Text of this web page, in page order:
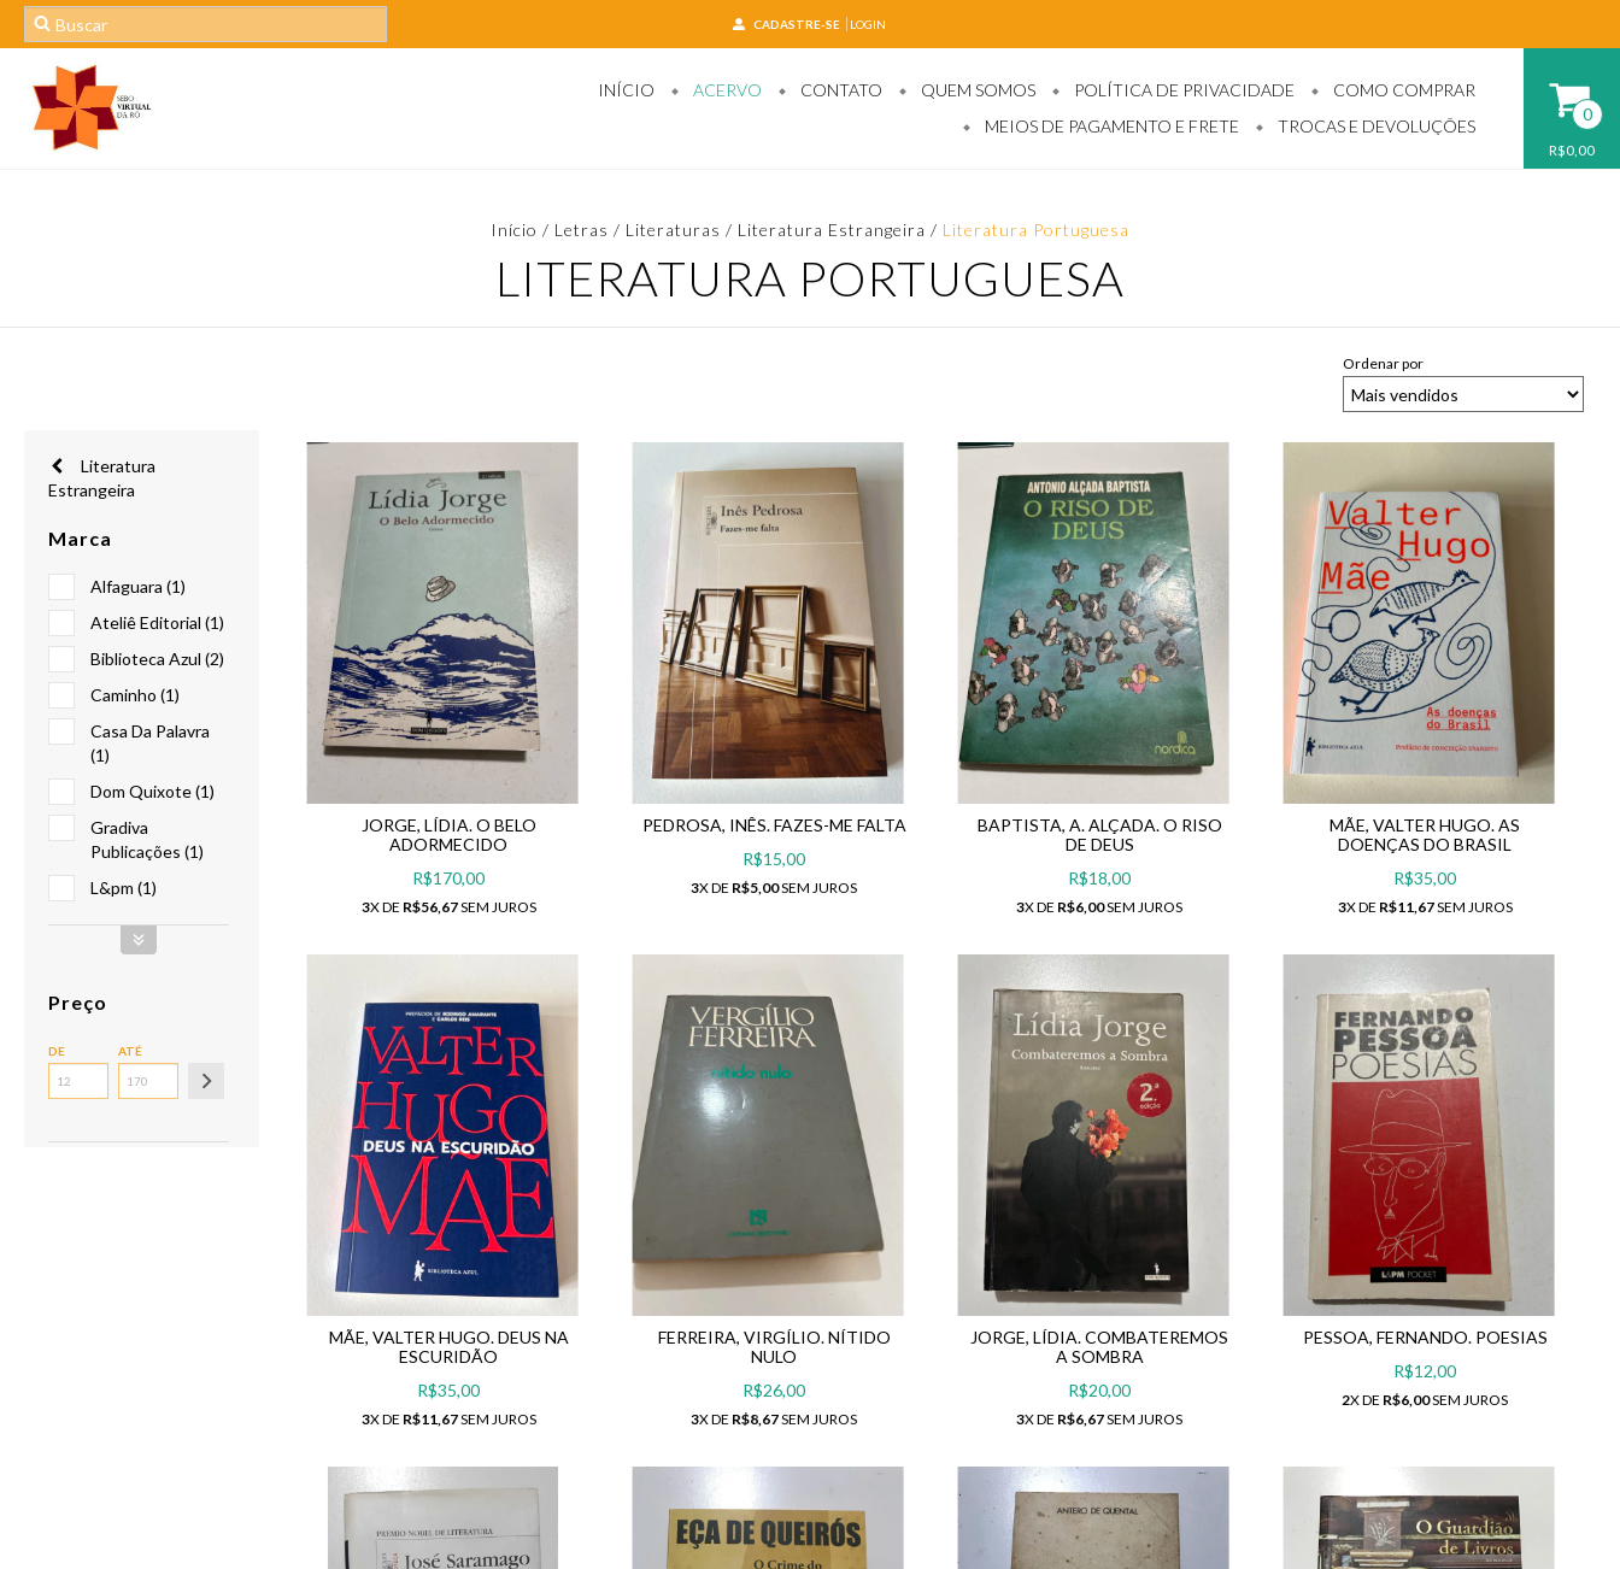
CADASTRE-SE LOGIN
INÍCIO ACERVO CONTATO QUEM SOMOS POLÍTICA DE PRIVACIDADE
COMO COMPRAR
MEIOS DE PAGAMENTO E FRETE
TROCAS E DEVOLUÇÕES
0
R$0,00
Início / Letras / Literaturas / Literatura Estrangeira / Literatura Portuguesa
LITERATURA PORTUGUESA
Ordenar por
Literatura
Estrangeira
Marca
Alfaguara (1)
Ateliê Editorial (1)
Biblioteca Azul (2)
Caminho (1)
Casa Da Palavra
(1)
Dom Quixote (1)
Gradiva
Publicações (1)
L&pm (1)
Preço
DE ATÉ
JORGE, LÍDIA. O BELO
ADORMECIDO
R$170,00
3X DE R$56,67SEM JUROS
PEDROSA, INÊS. FAZES-ME FALTA
R$15,00
3X DE R$5,00SEM JUROS
BAPTISTA, A. ALÇADA. O RISO
DE DEUS
R$18,00
3X DE R$6,00SEM JUROS
MÃE, VALTER HUGO. AS
DOENÇAS DO BRASIL
R$35,00
3X DE R$11,67SEM JUROS
MÃE, VALTER HUGO. DEUS NA
ESCURIDÃO
R$35,00
3X DE R$11,67SEM JUROS
FERREIRA, VIRGÍLIO. NÍTIDO
NULO
R$26,00
3X DE R$8,67SEM JUROS
JORGE, LÍDIA. COMBATEREMOS
A SOMBRA
R$20,00
3X DE R$6,67SEM JUROS
PESSOA, FERNANDO. POESIAS
R$12,00
2X DE R$6,00SEM JUROS